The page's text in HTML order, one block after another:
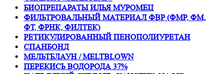
БИОПРЕПАРАТЫ ИЛЬЯ МУРОМЕЦ
ФИЛЬТРОВАЛЬНЫЙ МАТЕРИАЛ ФВР (ФМР, ФМ,
ФТ, ФРНК, ФИЛТЕК)
РЕТИКУЛИРОВАННЫЙ ПЕНОПОЛИУРЕТАН
СПАНБОНД
МЕЛЬТБЛАУН / MELTBLOWN
ПЕРЕКИСЬ ВОДОРОДА 37%